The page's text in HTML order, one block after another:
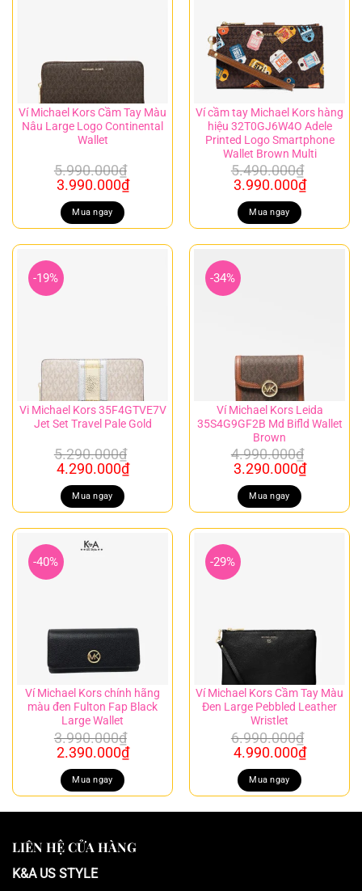
Ví Michael Kors Cầm Tay Màu
Nâu Large Logo Continental
Wallet
5.990.000₫
Giá
gốc
là:
5.990.000₫.
3.990.000₫Giá
là:
3.990.000₫.
Mua ngay
Ví cầm tay Michael Kors hàng
hiệu 32T0GJ6W4O Adele
Printed Logo Smartphone
Wallet Brown Multi
5.490.000₫
Giá
gốc
là:
5.490.000₫.
3.990.000₫Giá
là:
Mua ngay
-19%
Vi Michael Kors 35F4GTVE7V
Jet Set Travel Pale Gold
5.290.000₫
Giá
gốc
là:
5.290.000₫.
4.290.000₫Giá
là:
4.290.000₫.
Mua ngay
-34%
Ví Michael Kors Leida
35S4G9GF2B Md Bifld Wallet
Brown
4.990.000₫
Giá
gốc
là:
4.990.000₫.
3.290.000₫Giá
là:
Mua ngay
-40%
Ví Michael Kors chính hãng
màu đen Fulton Fap Black
Large Wallet
3.990.000₫
Giá
gốc
là:
3.990.000₫.
2.390.000₫Giá
hiện
là:
2.390.000₫.
Mua ngay
-29%
Ví Michael Kors Cầm Tay Màu
Đen Large Pebbled Leather
Wristlet
6.990.000₫
Giá
gốc
là:
6.990.000₫.
4.990.000₫Giá
hiện
là:
Mua ngay
LIÊN HỆ CỬA HÀNG
K&A US STYLE